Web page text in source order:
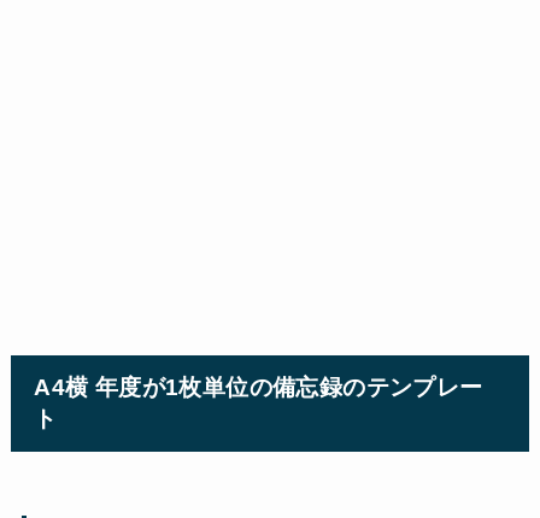
A4横 年度が1枚単位の備忘録のテンプレー
ト